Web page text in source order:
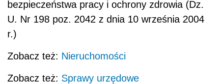
bezpieczeństwa pracy i ochrony zdrowia (Dz.
U. Nr 198 poz. 2042 z dnia 10 września 2004
r.)
Zobacz też: Nieruchomości
Zobacz też: Sprawy urzędowe